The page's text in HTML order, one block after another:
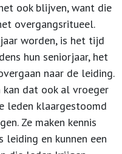
ook blijven, want die
overgangsritueel.
worden, is het tijd
hun seniorjaar, het
naar de leiding.
kan dat ook al vroeger
leden klaargestoomd
Ze maken kennis
en kunnen een